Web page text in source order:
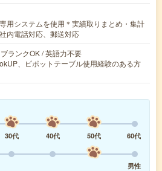
用システムを使用＊実績取りまとめ・集計
内電話対応、郵送対応
ランクOK / 英語力不要
、ピポットテーブル使用経験のある方
30代 40代 50代
60代
男性